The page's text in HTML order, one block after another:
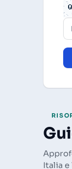
Italia